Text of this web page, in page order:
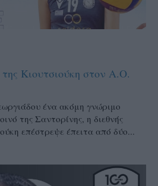
Κιουτσιούκη στον Α.Ο.
ένα ακόμη γνώριμο
της Σαντορίνης, η διεθνής
επέστρεψε έπειτα από δύο...